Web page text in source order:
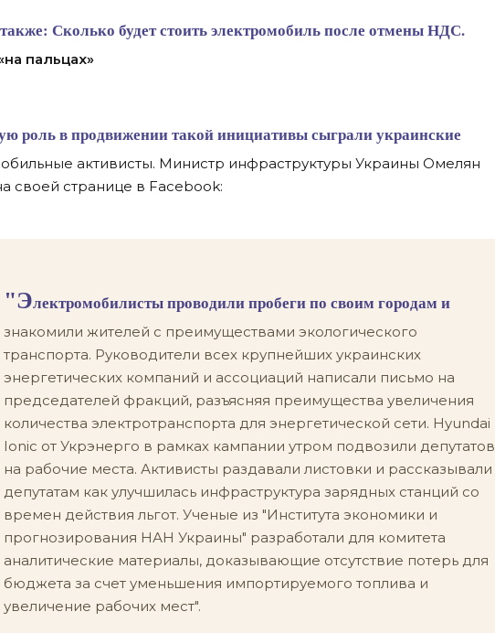
Сколько будет стоить электромобиль после отмены НДС.
пальцах»
роль в продвижении такой инициативы сыграли украинские
активисты. Министр инфраструктуры Украины Омелян
своей странице в Facebook:
"Электромобилисты проводили пробеги по своим городам и
знакомили жителей с преимуществами экологического
транспорта. Руководители всех крупнейших украинских
энергетических компаний и ассоциаций написали письмо на
председателей фракций, разъясняя преимущества увеличения
количества электротранспорта для энергетической сети. Hyundai
Ionic от Укрэнерго в рамках кампании утром подвозили депутатов
на рабочие места. Активисты раздавали листовки и рассказывали
депутатам как улучшилась инфраструктура зарядных станций со
времен действия льгот. Ученые из "Института экономики и
прогнозирования НАН Украины" разработали для комитета
аналитические материалы, доказывающие отсутствие потерь для
бюджета за счет уменьшения импортируемого топлива и
увеличение рабочих мест".